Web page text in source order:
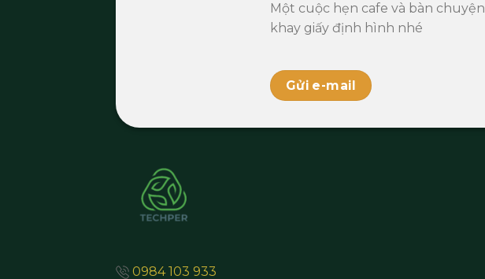
Một cuộc hẹn cafe và bàn chuyện
khay giấy định hình nhé
Gửi e-mail
0984 103 933